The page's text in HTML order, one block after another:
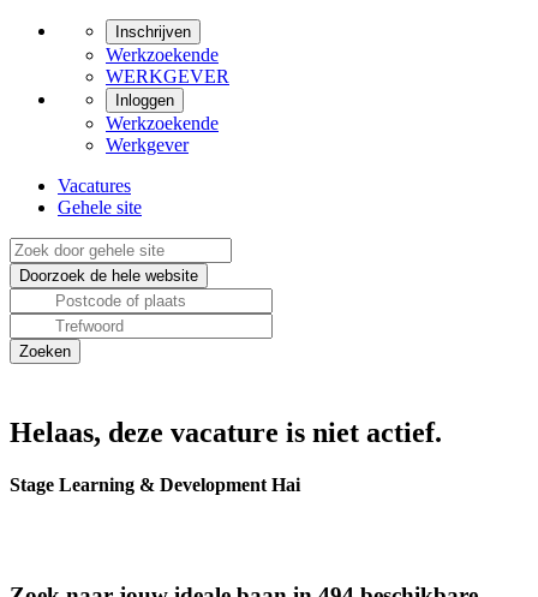
Inschrijven
Werkzoekende
WERKGEVER
Inloggen
Werkzoekende
Werkgever
Vacatures
Gehele site
Helaas, deze vacature is niet actief.
Stage Learning & Development Hai